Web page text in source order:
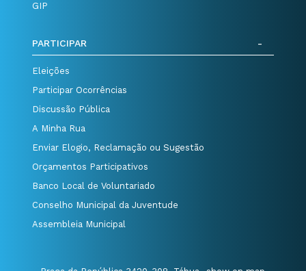
GIP
PARTICIPAR
Eleições
Participar Ocorrências
Discussão Pública
A Minha Rua
Enviar Elogio, Reclamação ou Sugestão
Orçamentos Participativos
Banco Local de Voluntariado
Conselho Municipal da Juventude
Assembleia Municipal